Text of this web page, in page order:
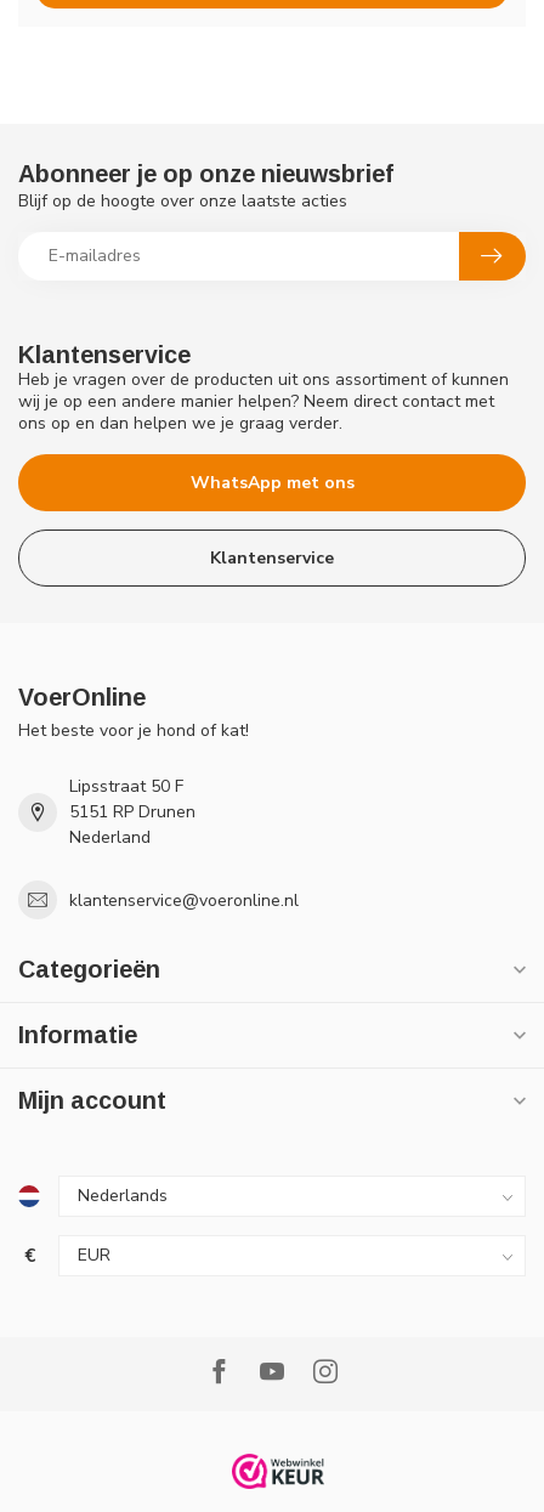
Klantenservice
Heb je vragen over de producten uit ons assortiment of kunnen
wij je op een andere manier helpen? Neem direct contact met
ons op en dan helpen we je graag verder.
WhatsApp met ons
Klantenservice
Abonneer je op onze nieuwsbrief
Blijf op de hoogte over onze laatste acties
VoerOnline
Het beste voor je hond of kat!
Lipsstraat 50 F
5151 RP Drunen
Nederland
klantenservice@voeronline.nl
Categorieën
Informatie
Mijn account
€